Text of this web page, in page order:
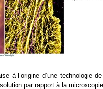
à l’origine d’une technologie
par rapport à la